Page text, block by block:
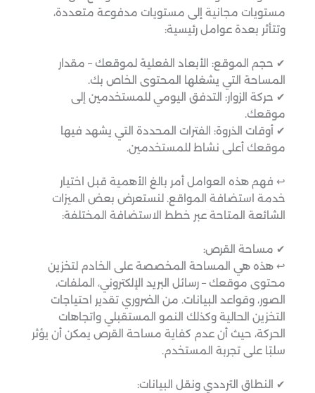
مستويات مجانية إلى مستويات مدفوعة متعددة،
وتتأثر بعدة عوامل رئيسية:
✔ حجم الموقع: الأبعاد الفعلية لموقعك – مقدار
المساحة التي يشغلها المحتوى الخاص بك.
✔ حركة الزوار: التدفق اليومي للمستخدمين إلى
موقعك.
✔ أوقات الذروة: الفترات المحددة التي يشهد فيها
موقعك أعلى نشاط للمستخدمين.
↩︎ فهم هذه العوامل أمر بالغ الأهمية قبل اختيار
خدمة استضافة المواقع. لنستعرض بعض الميزات
الشائعة المتاحة عبر خطط الاستضافة المختلفة:
✔ مساحة القرص:
↩︎ هذه هي المساحة المخصصة على الخادم لتخزين
محتوى موقعك – رسائل البريد الإلكتروني، الملفات،
الصور، وقواعد البيانات. من الضروري تقدير احتياجات
التخزين الحالية وكذلك النمو المستقبلي واتجاهات
الحركة، حيث أن عدم كفاية مساحة القرص يمكن أن يؤثر
سلبًا على تجربة المستخدم.
✔ النطاق الترددي ونقل البيانات: